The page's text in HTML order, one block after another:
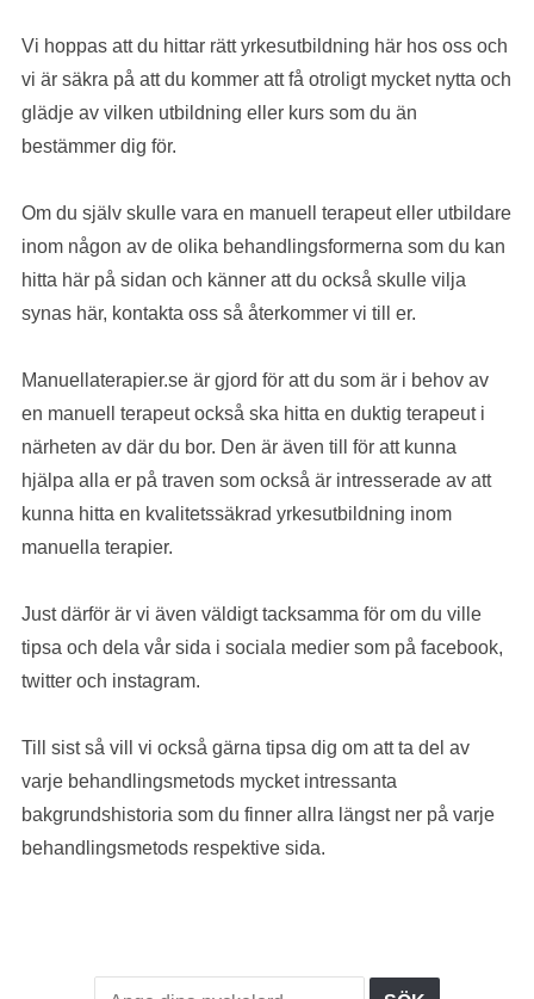
Vi hoppas att du hittar rätt yrkesutbildning här hos oss och
vi är säkra på att du kommer att få otroligt mycket nytta och
glädje av vilken utbildning eller kurs som du än
bestämmer dig för.
Om du själv skulle vara en manuell terapeut eller utbildare
inom någon av de olika behandlingsformerna som du kan
hitta här på sidan och känner att du också skulle vilja
synas här, kontakta oss så återkommer vi till er.
Manuellaterapier.se är gjord för att du som är i behov av
en manuell terapeut också ska hitta en duktig terapeut i
närheten av där du bor. Den är även till för att kunna
hjälpa alla er på traven som också är intresserade av att
kunna hitta en kvalitetssäkrad yrkesutbildning inom
manuella terapier.
Just därför är vi även väldigt tacksamma för om du ville
tipsa och dela vår sida i sociala medier som på facebook,
twitter och instagram.
Till sist så vill vi också gärna tipsa dig om att ta del av
varje behandlingsmetods mycket intressanta
bakgrundshistoria som du finner allra längst ner på varje
behandlingsmetods respektive sida.